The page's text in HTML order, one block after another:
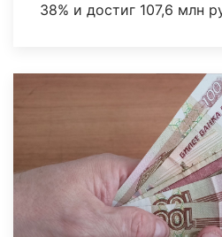
38% и достиг 107,6 млн